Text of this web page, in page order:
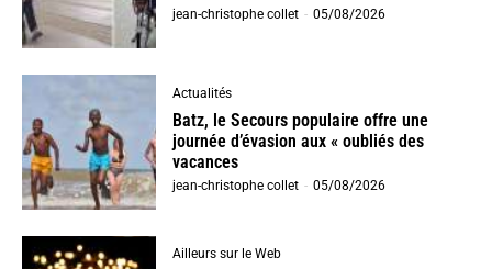
jean-christophe collet - 05/08/2026
Actualités
Batz, le Secours populaire offre une
journée d’évasion aux « oubliés des
vacances
jean-christophe collet - 05/08/2026
Ailleurs sur le Web